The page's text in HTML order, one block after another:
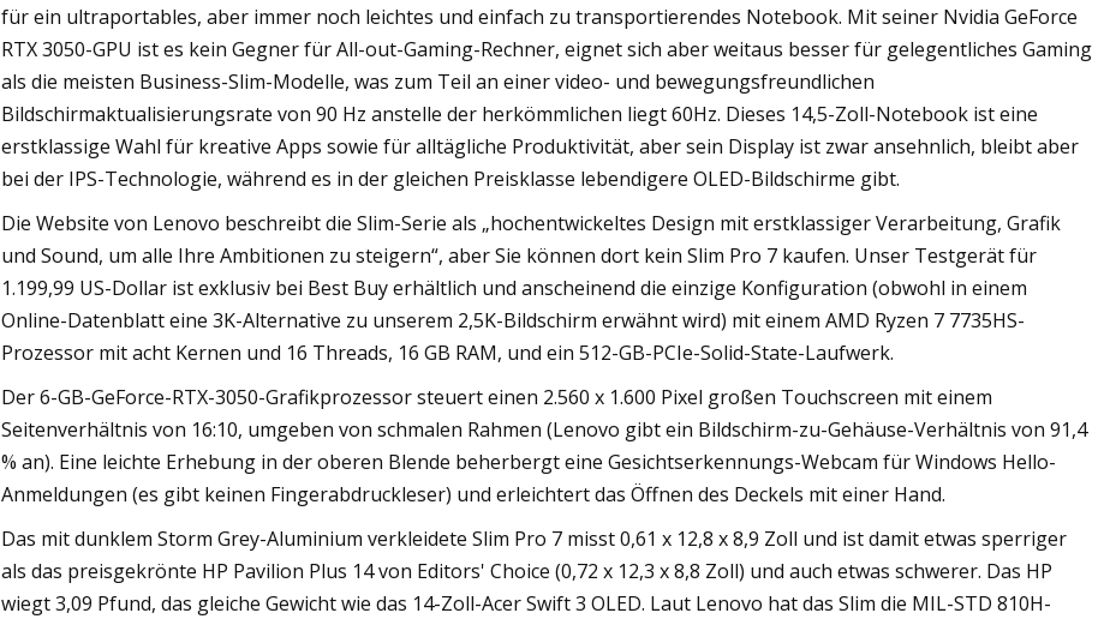
für ein ultraportables, aber immer noch leichtes und einfach zu transportierendes Notebook. Mit seiner Nvidia GeForce
RTX 3050-GPU ist es kein Gegner für All-out-Gaming-Rechner, eignet sich aber weitaus besser für gelegentliches Gaming
als die meisten Business-Slim-Modelle, was zum Teil an einer video- und bewegungsfreundlichen
Bildschirmaktualisierungsrate von 90 Hz anstelle der herkömmlichen liegt 60Hz. Dieses 14,5-Zoll-Notebook ist eine
erstklassige Wahl für kreative Apps sowie für alltägliche Produktivität, aber sein Display ist zwar ansehnlich, bleibt aber
bei der IPS-Technologie, während es in der gleichen Preisklasse lebendigere OLED-Bildschirme gibt.
Die Website von Lenovo beschreibt die Slim-Serie als „hochentwickeltes Design mit erstklassiger Verarbeitung, Grafik
und Sound, um alle Ihre Ambitionen zu steigern“, aber Sie können dort kein Slim Pro 7 kaufen. Unser Testgerät für
1.199,99 US-Dollar ist exklusiv bei Best Buy erhältlich und anscheinend die einzige Konfiguration (obwohl in einem
Online-Datenblatt eine 3K-Alternative zu unserem 2,5K-Bildschirm erwähnt wird) mit einem AMD Ryzen 7 7735HS-
Prozessor mit acht Kernen und 16 Threads, 16 GB RAM, und ein 512-GB-PCIe-Solid-State-Laufwerk.
Der 6-GB-GeForce-RTX-3050-Grafikprozessor steuert einen 2.560 x 1.600 Pixel großen Touchscreen mit einem
Seitenverhältnis von 16:10, umgeben von schmalen Rahmen (Lenovo gibt ein Bildschirm-zu-Gehäuse-Verhältnis von 91,4
% an). Eine leichte Erhebung in der oberen Blende beherbergt eine Gesichtserkennungs-Webcam für Windows Hello-
Anmeldungen (es gibt keinen Fingerabdruckleser) und erleichtert das Öffnen des Deckels mit einer Hand.
Das mit dunklem Storm Grey-Aluminium verkleidete Slim Pro 7 misst 0,61 x 12,8 x 8,9 Zoll und ist damit etwas sperriger
als das preisgekrönte HP Pavilion Plus 14 von Editors' Choice (0,72 x 12,3 x 8,8 Zoll) und auch etwas schwerer. Das HP
wiegt 3,09 Pfund, das gleiche Gewicht wie das 14-Zoll-Acer Swift 3 OLED. Laut Lenovo hat das Slim die MIL-STD 810H-